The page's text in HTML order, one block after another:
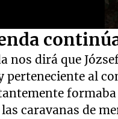
nos dirá que
perteneciente al
caravanas de